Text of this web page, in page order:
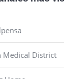
Medical District